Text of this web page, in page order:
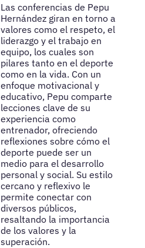
Las conferencias de Pepu
Hernández giran en torno a
valores como el respeto, el
liderazgo y el trabajo en
equipo, los cuales son
pilares tanto en el deporte
como en la vida. Con un
enfoque motivacional y
educativo, Pepu comparte
lecciones clave de su
experiencia como
entrenador, ofreciendo
reflexiones sobre cómo el
deporte puede ser un
medio para el desarrollo
personal y social. Su estilo
cercano y reflexivo le
permite conectar con
diversos públicos,
resaltando la importancia
de los valores y la
superación.